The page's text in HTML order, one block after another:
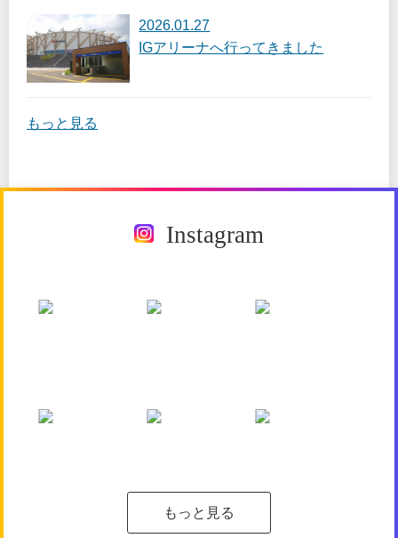
2026.01.27
IGアリーナへ行ってきました
もっと見る
Instagram
もっと見る